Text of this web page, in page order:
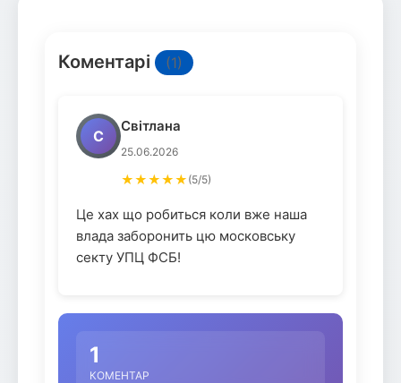
Коментарі (1)
С
Світлана
25.06.2026
★★★★★ (5/5)
Це хах що робиться коли вже наша
влада заборонить цю московську
секту УПЦ ФСБ!
1
КОМЕНТАР